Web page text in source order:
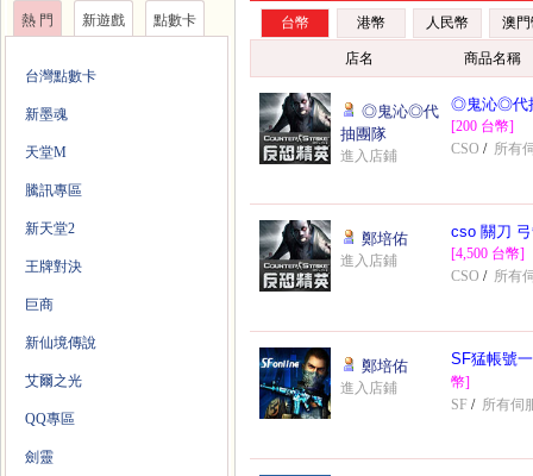
熱 門 新遊戲 點數卡
台灣點數卡
新墨魂
天堂M
騰訊專區
新天堂2
王牌對決
巨商
新仙境傳說
艾爾之光
QQ專區
劍靈
台幣 港幣 人民幣 澳
店名 商品名稱
◎鬼沁◎代
抽團隊
進入店鋪
◎鬼沁◎代
[200 台幣]
CSO / 所有
鄭培佑
進入店鋪
cso 關刀
[4,500 台幣]
CSO / 所有
鄭培佑
進入店鋪
SF猛帳號
幣]
SF / 所有伺